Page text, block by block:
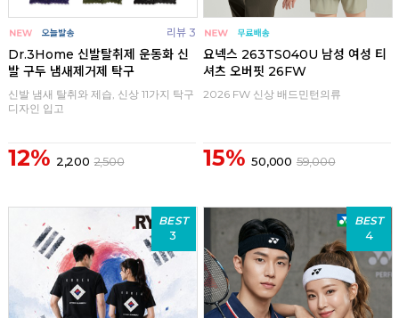
리뷰 3
Dr.3Home 신발탈취제 운동화 신
발 구두 냄새제거제 탁구
신발 냄새 탈취와 제습, 신상 11가지 탁구
디자인 입고
12% 2,200 2,500
요넥스 263TS040U 남성 여성 티
셔츠 오버핏 26FW
2026 FW 신상 배드민턴의류
15% 50,000 59,000
BEST
3
BEST
4